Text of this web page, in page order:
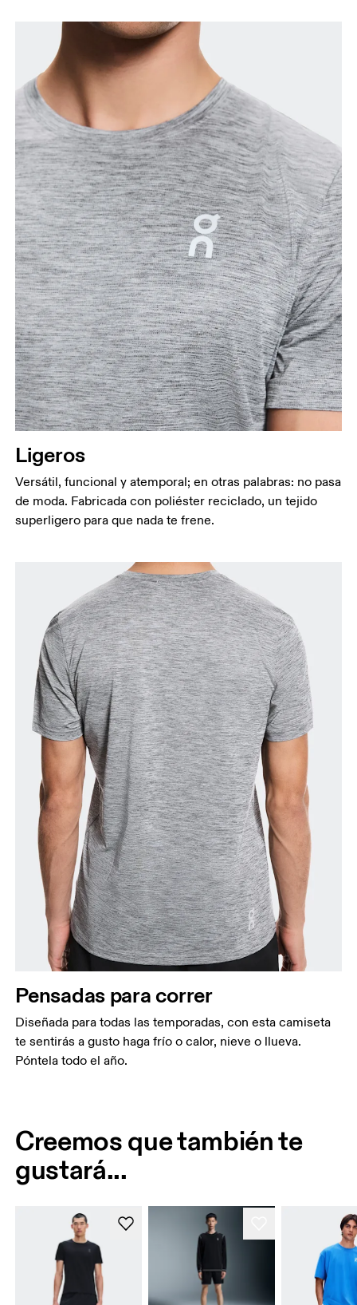
Ligeros
Versátil, funcional y atemporal; en otras palabras: no pasa
de moda. Fabricada con poliéster reciclado, un tejido
superligero para que nada te frene.
Pensadas para correr
Diseñada para todas las temporadas, con esta camiseta
te sentirás a gusto haga frío o calor, nieve o llueva.
Póntela todo el año.
Creemos que también te
gustará...